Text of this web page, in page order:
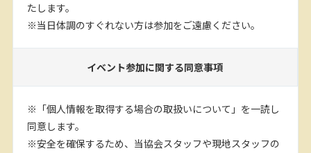
たします。
※当日体調のすぐれない方は参加をご遠慮ください。
イベント参加に関する同意事項
※「個人情報を取得する場合の取扱いについて」を一読し
同意します。
※安全を確保するため、当協会スタッフや現地スタッフの